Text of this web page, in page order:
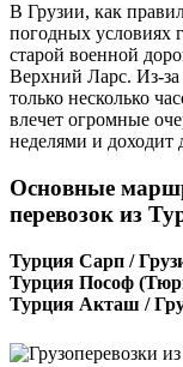
В Грузии, как
погодных условиях
старой военной
Верхний Ларс. Из-за
только несколько
влечет огромные
неделями и доходит
Основные
перевозок из
Турция Сарп /
Турция Пософ
Турция Акташ /